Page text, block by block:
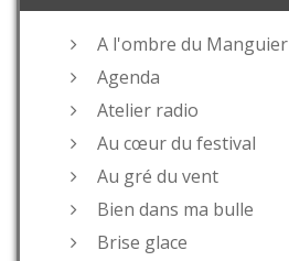
A l'ombre du Manguier
Agenda
Atelier radio
Au cœur du festival
Au gré du vent
Bien dans ma bulle
Brise glace